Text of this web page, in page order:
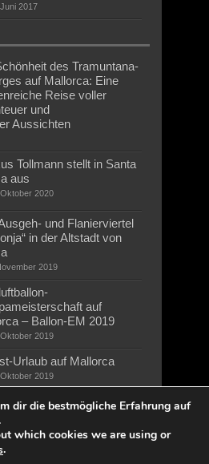
2017
des Tramuntana-
auf Mallorca: Eine
Reise voller
und
Aussichten
Tollmann stellt in Santa
aus
2020
und Flanierviertel
in der Altstadt von
2019
auf
– Ballon-EM 2019
2019
Urlaub auf Mallorca
2019
dir die bestmögliche Erfahrung auf
which cookies we are using or
.